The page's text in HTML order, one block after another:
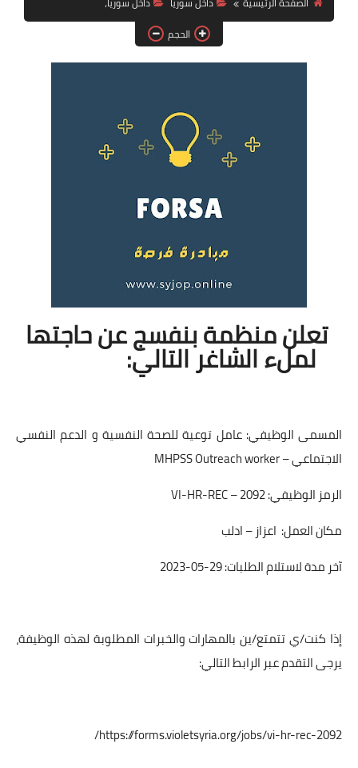
فرص عمل في العراق
فرص عمل في اليمن
دورات تدريبية
الحجم
تعلن منظمة بنفسج عن حاجتها
لملء الشاغر التالي:
المسمى الوظيفي: عامل توعية للصحة النفسية و الدعم النفسي
الاجتماعي – MHPSS Outreach worker
الرمز الوظيفي: VI-HR-REC – 2092
مكان العمل: اعزاز – ادلب
آخر مدة لاستلام الطلبات: 29-05-2023
إذا كنت/ي تتمتع/ين بالمهارات والخبرات المطلوبة لهذه الوظيفة،
يرجى التقدم عبر الرابط التالي:
https://forms.violetsyria.org/jobs/vi-hr-rec-2092/